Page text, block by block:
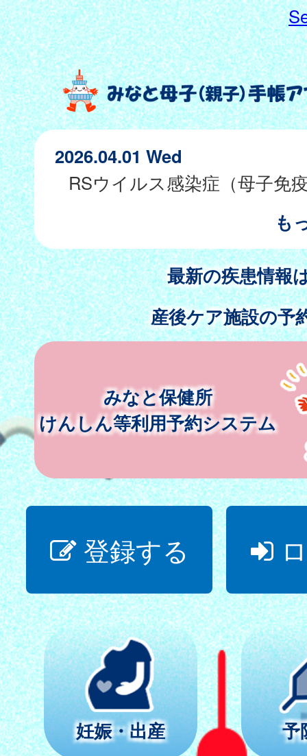
2026.04.01 Wed
も
最新の疾患情報
産後ケア施設の予
みなと保健所
けんしん等利用予約システム
登録する
妊娠・出産 予